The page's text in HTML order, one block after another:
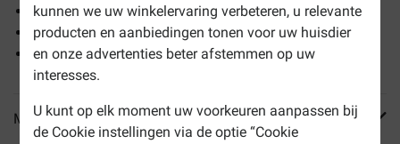
kunnen we uw winkelervaring verbeteren, u relevante
producten en aanbiedingen tonen voor uw huisdier
en onze advertenties beter afstemmen op uw
interesses.
U kunt op elk moment uw voorkeuren aanpassen bij
de Cookie instellingen via de optie “Cookie
Hoge verteerbaarheid
Ondersteuning van botten en gewrichten
Verrijkt met de Omega 3 vetzuren, EPA-DHA
Meer informatie